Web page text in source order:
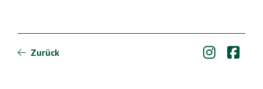
 Zurück  